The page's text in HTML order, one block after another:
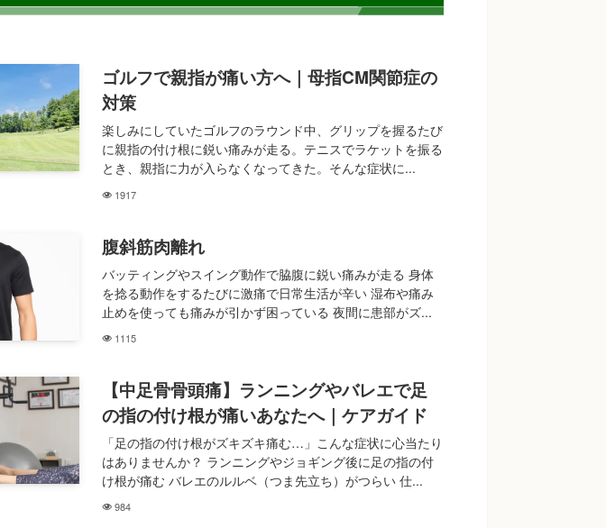
ゴルフで親指が痛い方へ｜母指CM関節症の
対策
楽しみにしていたゴルフのラウンド中、グリップを握るたび
に親指の付け根に鋭い痛みが走る。テニスでラケットを振る
とき、親指に力が入らなくなってきた。そんな症状に...
1917
腹斜筋肉離れ
バッティングやスイング動作で脇腹に鋭い痛みが走る 身体
を捻る動作をするたびに激痛で日常生活が辛い 湿布や痛み
止めを使っても痛みが引かず困っている 夜間に患部がズ...
1115
【中足骨骨頭痛】ランニングやバレエで足
の指の付け根が痛いあなたへ｜ケアガイド
「足の指の付け根がズキズキ痛む…」こんな症状に心当たり
はありませんか？ ランニングやジョギング後に足の指の付
け根が痛む バレエのルルベ（つま先立ち）がつらい 仕...
984